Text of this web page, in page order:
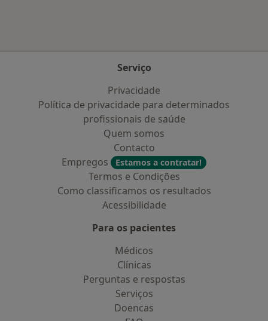
Serviço
Privacidade
Política de privacidade para determinados
profissionais de saúde
Quem somos
Contacto
Empregos
Estamos a contratar!
Termos e Condições
Como classificamos os resultados
Acessibilidade
Para os pacientes
Médicos
Clínicas
Perguntas e respostas
Serviços
Doencas